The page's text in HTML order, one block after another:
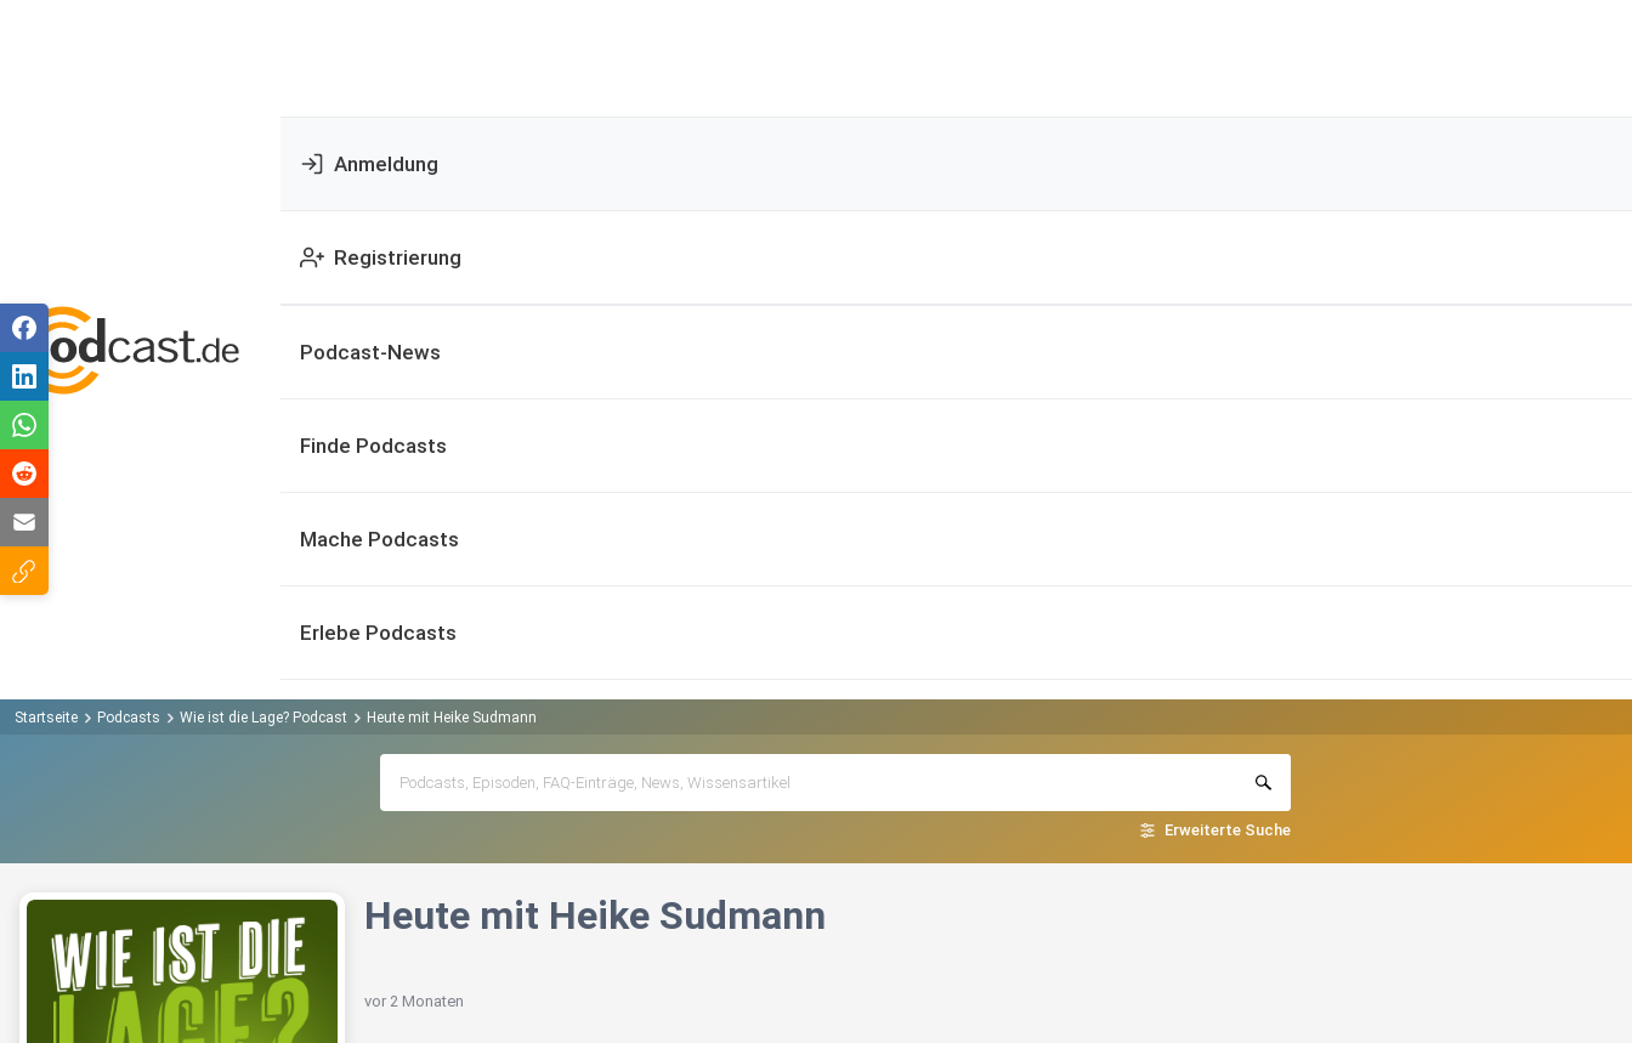
Anmeldung
Registrierung
Podcast-News
Finde Podcasts
Mache Podcasts
Erlebe Podcasts
Startseite Podcasts Wie ist die Lage? Podcast Heute mit Heike Sudmann
Erweiterte Suche
Heute mit Heike Sudmann
vor 2 Monaten